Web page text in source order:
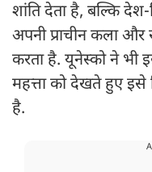
शांति देता है, बल्कि
अपनी प्राचीन कला
करता है. यूनेस्को ने भी
महत्ता को देखते हुए इसे
है.